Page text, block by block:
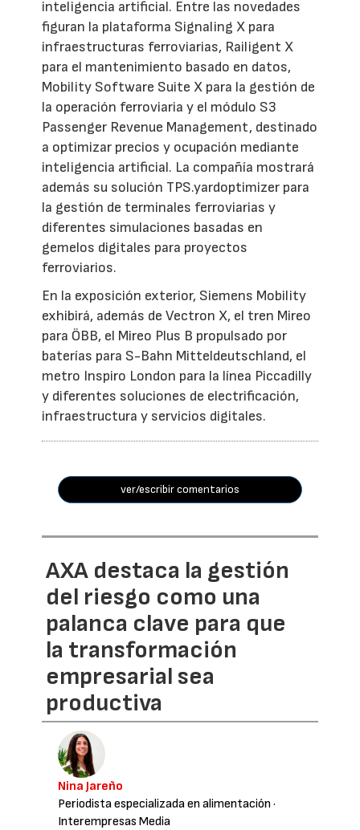
inteligencia artificial. Entre las novedades
figuran la plataforma Signaling X para
infraestructuras ferroviarias, Railigent X
para el mantenimiento basado en datos,
Mobility Software Suite X para la gestión de
la operación ferroviaria y el módulo S3
Passenger Revenue Management, destinado
a optimizar precios y ocupación mediante
inteligencia artificial. La compañía mostrará
además su solución TPS.yardoptimizer para
la gestión de terminales ferroviarias y
diferentes simulaciones basadas en
gemelos digitales para proyectos
ferroviarios.
En la exposición exterior, Siemens Mobility
exhibirá, además de Vectron X, el tren Mireo
para ÖBB, el Mireo Plus B propulsado por
baterías para S-Bahn Mitteldeutschland, el
metro Inspiro London para la línea Piccadilly
y diferentes soluciones de electrificación,
infraestructura y servicios digitales.
ver/escribir comentarios
AXA destaca la gestión
del riesgo como una
palanca clave para que
la transformación
empresarial sea
productiva
Nina Jareño
Periodista especializada en alimentación ·
Interempresas Media